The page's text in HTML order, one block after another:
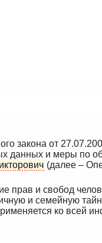
закона от
данных и меры по
(далее –
прав и свобод
и семейную
ко всей